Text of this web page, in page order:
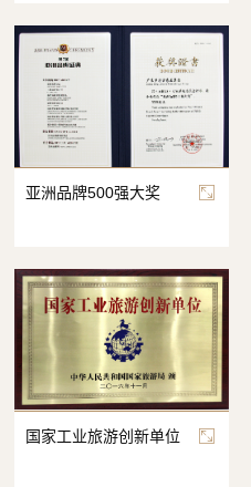
亚洲品牌500强大奖
国家工业旅游创新单位